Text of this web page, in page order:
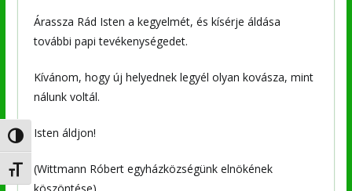
Nagy kontraszt váltása
Betűméret váltása
Árassza Rád Isten a kegyelmét, és kísérje áldása
további papi tevékenységedet.
Kívánom, hogy új helyednek legyél olyan kovásza, mint
nálunk voltál.
Isten áldjon!
(Wittmann Róbert egyházközségünk elnökének